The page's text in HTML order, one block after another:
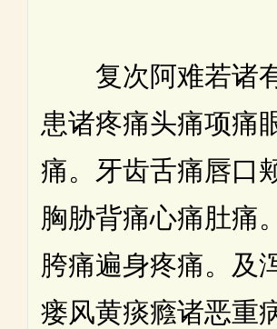
复次阿难若诸有
患诸疼痛头痛项痛
痛。牙齿舌痛唇口
胸胁背痛心痛肚痛
胯痛遍身疼痛。及
瘘风黄痰癊诸恶重